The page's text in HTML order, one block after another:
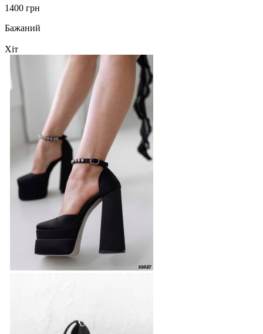
1400 грн
Бажаний
Хіт